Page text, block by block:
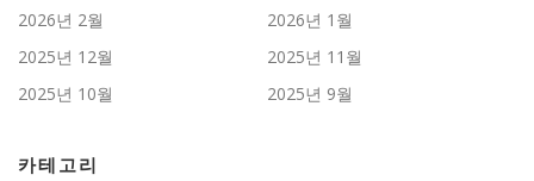
2026년 2월
2026년 1월
2025년 12월
2025년 11월
2025년 10월
2025년 9월
카테고리